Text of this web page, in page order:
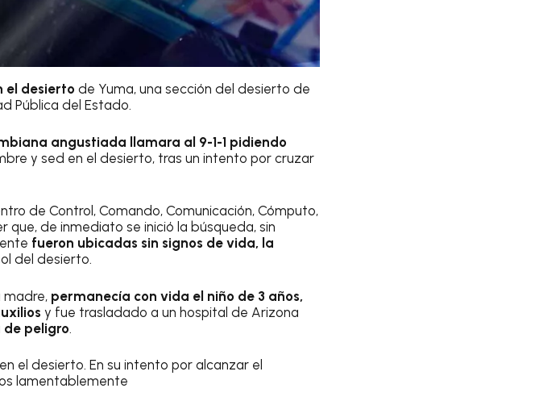
el desierto de Yuma, una sección del desierto de
Pública del Estado.
angustiada llamara al 9-1-1 pidiendo
y sed en el desierto, tras un intento por cruzar
de Control, Comando, Comunicación, Cómputo,
que, de inmediato se inició la búsqueda, sin
fueron ubicadas sin signos de vida, la
del desierto.
madre, permanecía con vida el niño de 3 años,
y fue trasladado a un hospital de Arizona
de peligro.
el desierto. En su intento por alcanzar el
lamentablemente